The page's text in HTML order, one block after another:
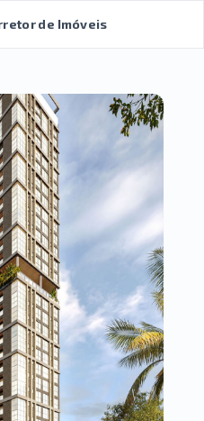
de Imóveis